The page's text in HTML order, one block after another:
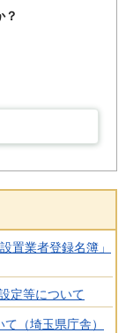
？
置業者登録名簿」
定等について
（埼玉県庁舎）